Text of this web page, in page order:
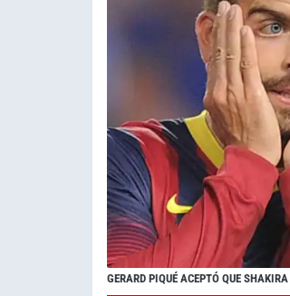
GERARD PIQUÉ ACEPTÓ QUE